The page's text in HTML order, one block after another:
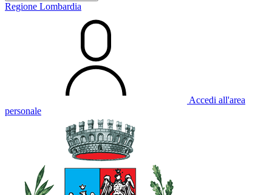
Regione Lombardia
Accedi all'area
personale